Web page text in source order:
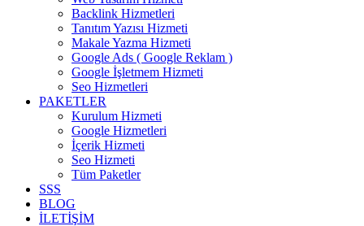
Backlink Hizmetleri
Tanıtım Yazısı Hizmeti
Makale Yazma Hizmeti
Google Ads ( Google Reklam )
Google İşletmem Hizmeti
Seo Hizmetleri
PAKETLER
Kurulum Hizmeti
Google Hizmetleri
İçerik Hizmeti
Seo Hizmeti
Tüm Paketler
SSS
BLOG
İLETİŞİM